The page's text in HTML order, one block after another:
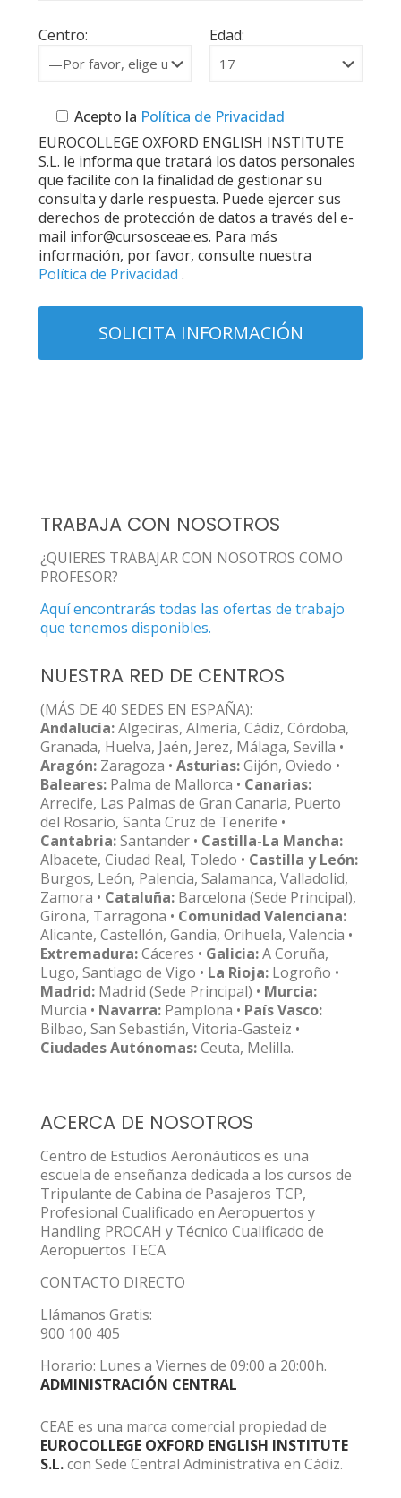
Centro: Edad:
Acepto la Política de Privacidad
EUROCOLLEGE OXFORD ENGLISH INSTITUTE
S.L. le informa que tratará los datos personales
que facilite con la finalidad de gestionar su
consulta y darle respuesta. Puede ejercer sus
derechos de protección de datos a través del e-
mail infor@cursosceae.es. Para más
información, por favor, consulte nuestra
Política de Privacidad .
TRABAJA CON NOSOTROS
¿QUIERES TRABAJAR CON NOSOTROS COMO
PROFESOR?
Aquí encontrarás todas las ofertas de trabajo
que tenemos disponibles.
NUESTRA RED DE CENTROS
(MÁS DE 40 SEDES EN ESPAÑA):
Andalucía:Algeciras, Almería, Cádiz, Córdoba,
Granada, Huelva, Jaén, Jerez, Málaga, Sevilla •
Aragón: Zaragoza • Asturias:Gijón, Oviedo •
Baleares: Palma de Mallorca • Canarias:
Arrecife, Las Palmas de Gran Canaria, Puerto
del Rosario, Santa Cruz de Tenerife •
Cantabria:Santander • Castilla-La Mancha:
Albacete, Ciudad Real, Toledo • Castilla y León:
Burgos, León, Palencia, Salamanca, Valladolid,
Zamora • Cataluña: Barcelona (Sede Principal),
Girona, Tarragona • Comunidad Valenciana:
Alicante, Castellón, Gandia, Orihuela, Valencia •
Extremadura:Cáceres • Galicia:A Coruña,
Lugo, Santiago de Vigo • La Rioja: Logroño •
Madrid: Madrid (Sede Principal) • Murcia:
Murcia • Navarra: Pamplona • País Vasco:
Bilbao, San Sebastián, Vitoria-Gasteiz •
Ciudades Autónomas:Ceuta, Melilla.
ACERCA DE NOSOTROS
Centro de Estudios Aeronáuticos es una
escuela de enseñanza dedicada a los cursos de
Tripulante de Cabina de Pasajeros TCP,
Profesional Cualificado en Aeropuertos y
Handling PROCAH y Técnico Cualificado de
Aeropuertos TECA
CONTACTO DIRECTO
Llámanos Gratis:
900 100 405
Horario: Lunes a Viernes de 09:00 a 20:00h.
ADMINISTRACIÓN CENTRAL
CEAE es una marca comercial propiedad de
EUROCOLLEGE OXFORD ENGLISH INSTITUTE
S.L.con Sede Central Administrativa en Cádiz.